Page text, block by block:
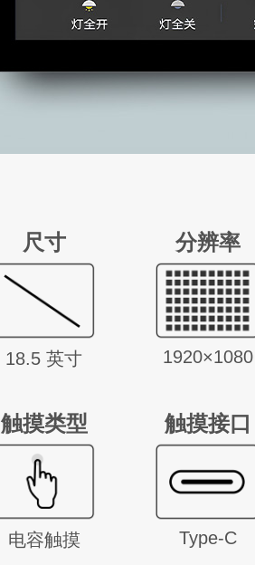
尺寸
18.5 英寸
分辨率
1920×1080
触摸类型
电容触摸
触摸接口
Type-C